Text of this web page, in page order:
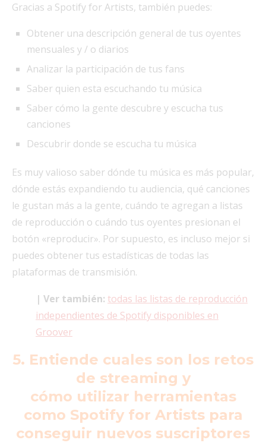
Gracias a Spotify for Artists, también puedes:
Obtener una descripción general de tus oyentes
mensuales y / o diarios
Analizar la participación de tus fans
Saber quien esta escuchando tu música
Saber cómo la gente descubre y escucha tus
canciones
Descubrir donde se escucha tu música
Es muy valioso saber dónde tu música es más popular,
dónde estás expandiendo tu audiencia, qué canciones
le gustan más a la gente, cuándo te agregan a listas
de reproducción o cuándo tus oyentes presionan el
botón «reproducir». Por supuesto, es incluso mejor si
puedes obtener tus estadísticas de todas las
plataformas de transmisión.
| Ver también: todas las listas de reproducción
independientes de Spotify disponibles en
Groover
5. Entiende cuales son los retos
de streaming y
cómo utilizar herramientas
como Spotify for Artists para
conseguir nuevos suscriptores